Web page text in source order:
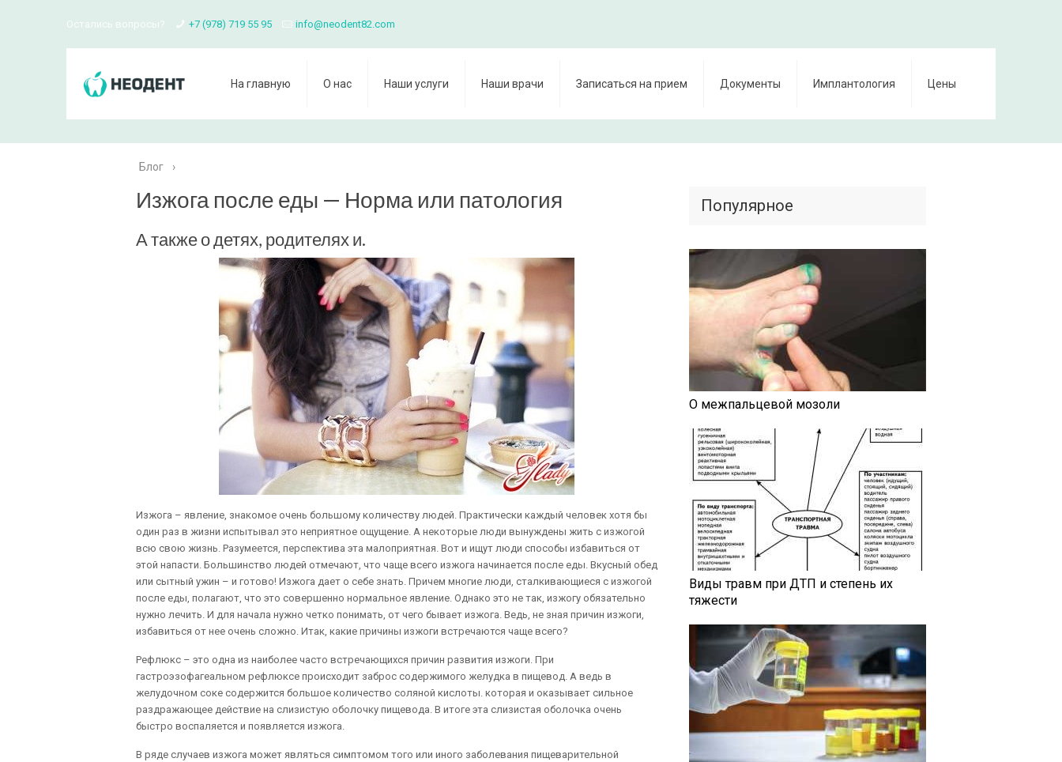
Остались вопросы? +7 (978) 719 55 95 info@neodent82.com
На главную О нас Наши услуги Наши врачи Записаться на прием Документы Имплантология Цены
Блог ›
Изжога после еды — Норма или патология
А также о детях, родителях и.
Изжога – явление, знакомое очень большому количеству людей. Практически каждый человек хотя бы
один раз в жизни испытывал это неприятное ощущение. А некоторые люди вынуждены жить с изжогой
всю свою жизнь. Разумеется, перспектива эта малоприятная. Вот и ищут люди способы избавиться от
этой напасти. Большинство людей отмечают, что чаще всего изжога начинается после еды. Вкусный обед
или сытный ужин – и готово! Изжога дает о себе знать. Причем многие люди, сталкивающиеся с изжогой
после еды, полагают, что это совершенно нормальное явление. Однако это не так, изжогу обязательно
нужно лечить. И для начала нужно четко понимать, от чего бывает изжога. Ведь, не зная причин изжоги,
избавиться от нее очень сложно. Итак, какие причины изжоги встречаются чаще всего?
Рефлюкс – это одна из наиболее часто встречающихся причин развития изжоги. При
гастроэзофагеальном рефлюксе происходит заброс содержимого желудка в пищевод. А ведь в
желудочном соке содержится большое количество соляной кислоты. которая и оказывает сильное
раздражающее действие на слизистую оболочку пищевода. В итоге эта слизистая оболочка очень
быстро воспаляется и появляется изжога.
В ряде случаев изжога может являться симптомом того или иного заболевания пищеварительной
Популярное
О межпальцевой мозоли
Виды травм при ДТП и степень их
тяжести